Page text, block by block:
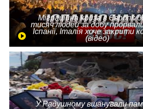
Міграційна криза в Європі:
тисяч людей за добу
Іспанії, Італія хоче закрити
(відео)
У Радушному вшанували